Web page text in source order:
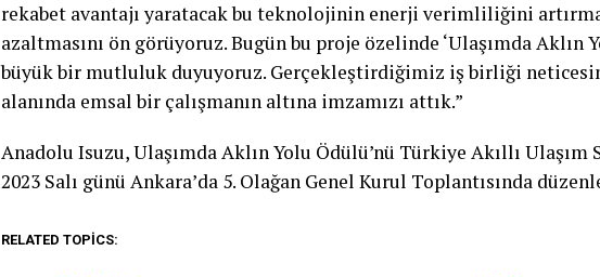
rekabet avantajı yaratacak bu teknolojinin enerji verimliliğini
azaltmasını ön görüyoruz. Bugün bu proje özelinde ‘Ulaşımda Aklın
büyük bir mutluluk duyuyoruz. Gerçekleştirdiğimiz iş birliği
alanında emsal bir çalışmanın altına imzamızı attık.”
Anadolu Isuzu, Ulaşımda Aklın Yolu Ödülü’nü Türkiye Akıllı Ulaşım
2023 Salı günü Ankara’da 5. Olağan Genel Kurul Toplantısında
RELATED TOPICS: